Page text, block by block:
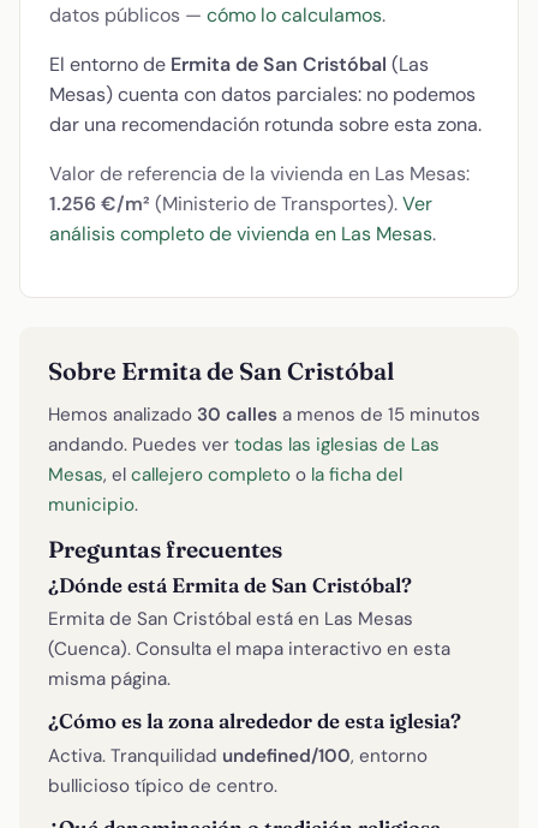
datos públicos — cómo lo calculamos.
El entorno de Ermita de San Cristóbal (Las
Mesas) cuenta con datos parciales: no podemos
dar una recomendación rotunda sobre esta zona.
Valor de referencia de la vivienda en Las Mesas:
1.256 €/m² (Ministerio de Transportes).Ver
análisis completo de vivienda en Las Mesas.
Sobre Ermita de San Cristóbal
Hemos analizado 30 calles a menos de 15 minutos
andando. Puedes ver todas las iglesias de Las
Mesas, el callejero completo o la ficha del
municipio.
Preguntas frecuentes
¿Dónde está Ermita de San Cristóbal?
Ermita de San Cristóbal está en Las Mesas
(Cuenca). Consulta el mapa interactivo en esta
misma página.
¿Cómo es la zona alrededor de esta iglesia?
Activa. Tranquilidad undefined/100, entorno
bullicioso típico de centro.